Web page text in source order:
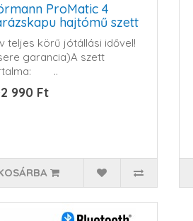
ProMatic 4
hajtómű szett
teljes körű jótállási idővel!
garancia)A szett
..
990 Ft